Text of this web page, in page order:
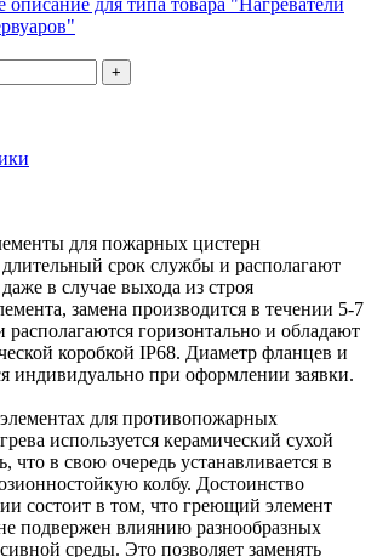
+
для пожарных цистерн
срок службы и располагают
в случае выхода из строя
замена производится в течении 5-7
располагаются горизонтально и обладают
коробкой IP68. Диаметр фланцев и
индивидуально при оформлении заявки.
для противопожарных
используется керамический сухой
что в свою очередь устанавливается в
колбу. Достоинство
состоит в том, что греющий элемент
подвержен влиянию разнообразных
среды. Это позволяет заменять